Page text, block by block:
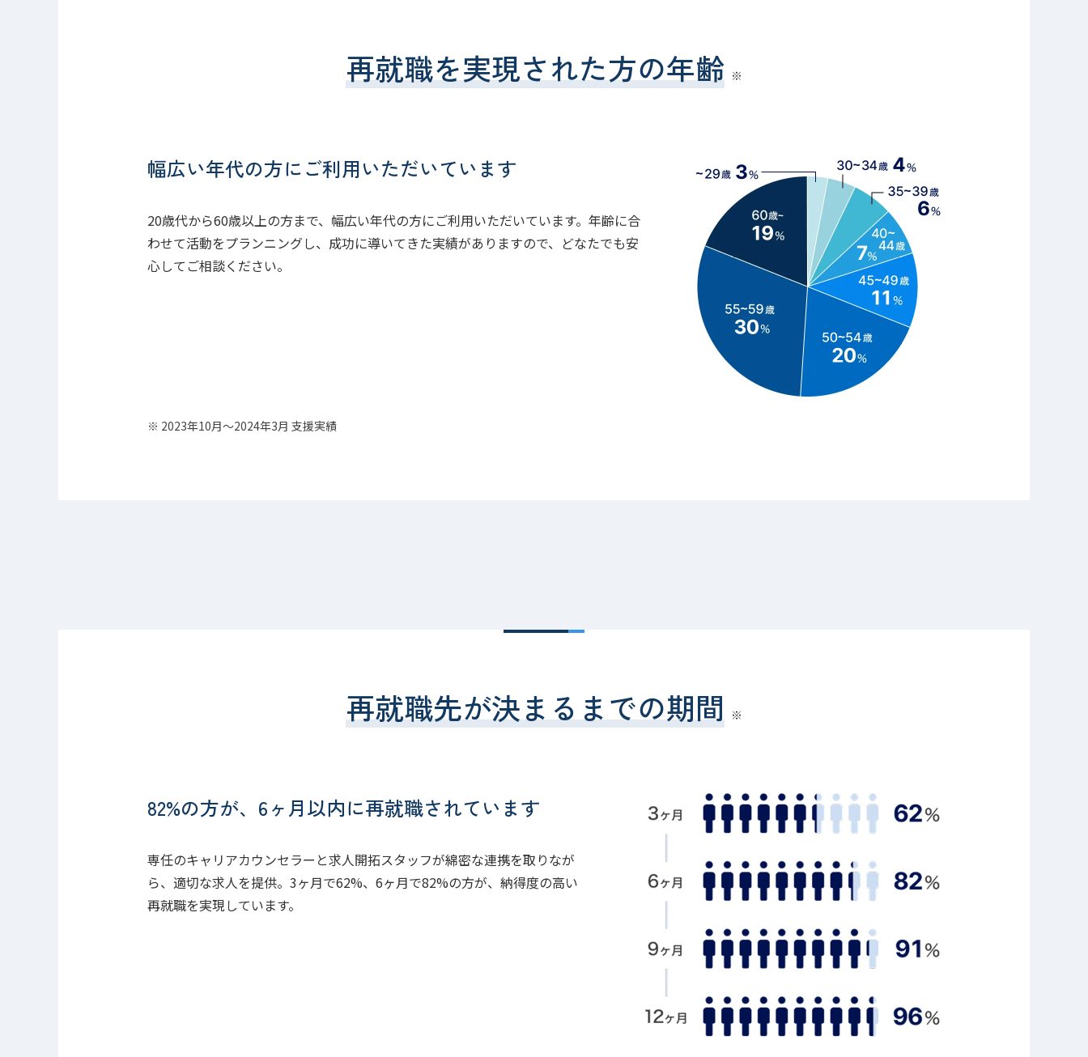
再就職を実現された方の年齢
幅広い年代の方にご利用いただいています
20歳代から60歳以上の方まで、幅広い年代の方にご利用いただいています。年齢に合
わせて活動をプランニングし、成功に導いてきた実績がありますので、どなたでも安
心してご相談ください。
※ 2023年10月～2024年3月 支援実績
再就職先が決まるまでの期間
82%の方が、6ヶ月以内に再就職されています
専任のキャリアカウンセラーと求人開拓スタッフが綿密な連携を取りなが
ら、適切な求人を提供。3ヶ月で62%、6ヶ月で82%の方が、納得度の高い
再就職を実現しています。